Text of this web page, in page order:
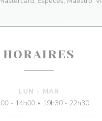
HORAIRES
LUN - MAR
- 14h00 • 19h30 - 22h30